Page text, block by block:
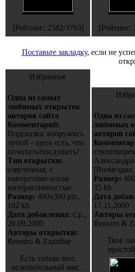
[Рейтинг: 2582/3793] [Рейтинг:
Поставьте закладку, если не
Избранное
Одна из самых
любимых открыток
авторов сайта
Комментарий:
Подсказка: вооружись
лупой - здесь есть, что
почитать/послушать!
Тип открытки:
озвученная; с
наворотами и/или
интерактивностью
Размер: 400x300 pix,
102 kb
Дата добавления: Ср.,
20.09.2000
Авторы открытки:
Renoiro & Zanzibar
Есть только миг,
ослепительный миг...
Одна из
любимых
авторов
Размер:
35 kb
Дата
17.11.2000
Авторы
Renoiro &
Твоё